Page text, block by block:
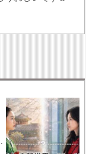
won-dramas.html